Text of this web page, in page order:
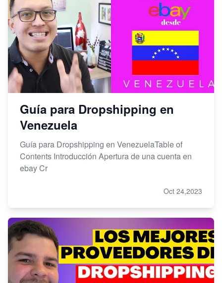
Guía para Dropshipping en
Venezuela
Guía para Dropshipping en VenezuelaTable of
Contents Introducción Apertura de una cuenta en
ebay Cr
Oct 24,2023